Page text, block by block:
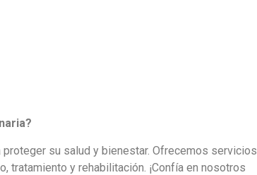
proteger su salud y bienestar. Ofrecemos servicios
tratamiento y rehabilitación. ¡Confía en nosotros